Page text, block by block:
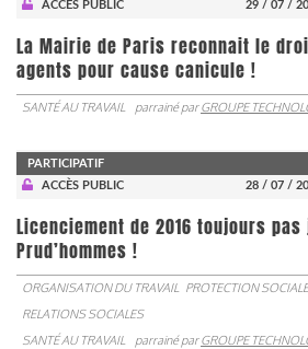
ACCÈS PUBLIC 29 / 07 /
La Mairie de Paris reconnait le
agents pour cause canicule !
SANTÉ AU TRAVAIL parrainé parGROUPE
PARTICIPATIF
ACCÈS PUBLIC
28 / 07 /
Licenciement de 2016 toujours
Prud’hommes !
ORGANISATION DU TRAVAIL PROTECTION SOCIALE
RELATIONS SOCIALES
SANTÉ AU TRAVAIL
parrainé parGROUPE